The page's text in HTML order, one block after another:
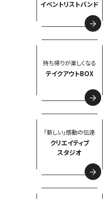
イベントリストバンド
持ち帰りが楽しくなる
テイクアウトBOX
「新しい」感動の伝達
クリエイティブ
スタジオ